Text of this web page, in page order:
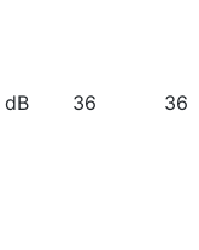
dB 36 36